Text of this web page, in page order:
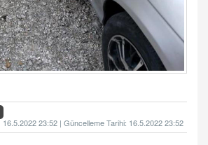
16.5.2022 23:52 | Güncelleme Tarihi: 16.5.2022 23:52